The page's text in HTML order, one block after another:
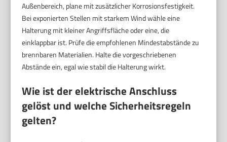
Außenbereich, plane mit zusätzlicher Korrosionsfestigkeit.
Bei exponierten Stellen mit starkem Wind wähle eine
Halterung mit kleiner Angriffsfläche oder eine, die
einklappbar ist. Prüfe die empfohlenen Mindestabstände zu
brennbaren Materialien. Halte die vorgeschriebenen
Abstände ein, egal wie stabil die Halterung wirkt.
Wie ist der elektrische Anschluss
gelöst und welche Sicherheitsregeln
gelten?